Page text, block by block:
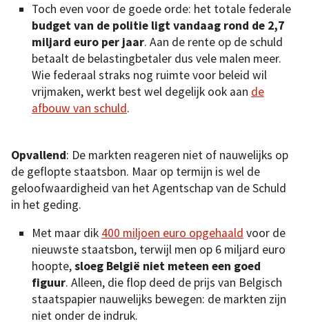
Toch even voor de goede orde: het totale federale
budget van de politie ligt vandaag rond de 2,7
miljard euro per jaar. Aan de rente op de schuld
betaalt de belastingbetaler dus vele malen meer.
Wie federaal straks nog ruimte voor beleid wil
vrijmaken, werkt best wel degelijk ook aan de
afbouw van schuld.
Opvallend: De markten reageren niet of nauwelijks op
de geflopte staatsbon. Maar op termijn is wel de
geloofwaardigheid van het Agentschap van de Schuld
in het geding.
Met maar dik 400 miljoen euro opgehaald voor de
nieuwste staatsbon, terwijl men op 6 miljard euro
hoopte,sloeg België niet meteen een goed
figuur. Alleen, die flop deed de prijs van Belgisch
staatspapier nauwelijks bewegen: de markten zijn
niet onder de indruk.